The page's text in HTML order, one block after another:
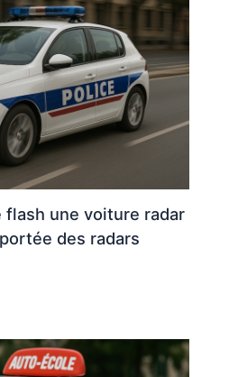
flash une voiture radar
des radars